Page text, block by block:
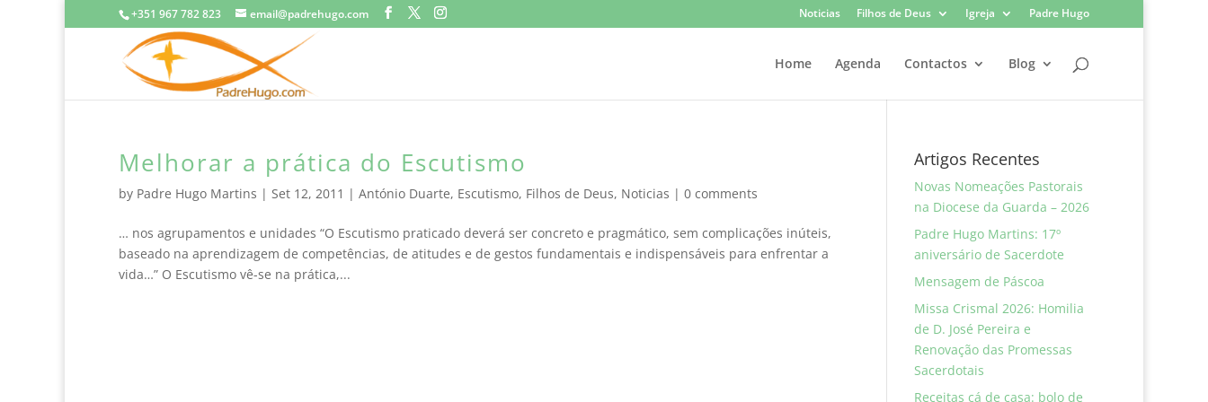
+351 967 782 823 email@padrehugo.com Noticias Filhos de Deus Igreja Padre Hugo
Home Agenda Contactos Blog
Melhorar a prática do Escutismo
by Padre Hugo Martins | Set 12, 2011 | António Duarte, Escutismo, Filhos de Deus, Noticias | 0 comments
… nos agrupamentos e unidades “O Escutismo praticado deverá ser concreto e pragmático, sem complicações inúteis,
baseado na aprendizagem de competências, de atitudes e de gestos fundamentais e indispensáveis para enfrentar a
vida…” O Escutismo vê-se na prática,...
Artigos Recentes
Novas Nomeações Pastorais
na Diocese da Guarda – 2026
Padre Hugo Martins: 17º
aniversário de Sacerdote
Mensagem de Páscoa
Missa Crismal 2026: Homilia
de D. José Pereira e
Renovação das Promessas
Sacerdotais
Receitas cá de casa: bolo de